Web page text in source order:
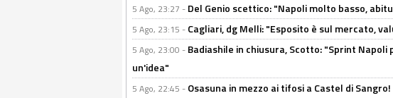
5 Ago, 23:27 - Del Genio scettico: "Napoli molto basso,
5 Ago, 23:15 - Cagliari, dg Melli: "Esposito è sul mercato,
5 Ago, 23:00 - Badiashile in chiusura, Scotto: "Sprint
un'idea"
5 Ago, 22:45 - Osasuna in mezzo ai tifosi a Castel di